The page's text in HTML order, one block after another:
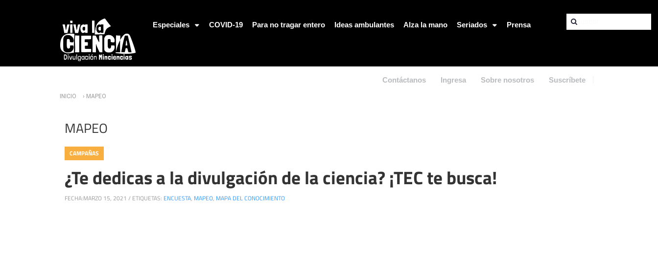
Especiales COVID-19 Para no tragar entero Ideas ambulantes Alza la mano Seriados Prensa
Contáctanos Ingresa Sobre nosotros Suscríbete
Usted está aquí
INICIO › MAPEO
MAPEO
CAMPAÑAS
¿Te dedicas a la divulgación de la ciencia? ¡TEC te busca!
FECHA:MARZO 15, 2021 / ETIQUETAS: ENCUESTA, MAPEO, MAPA DEL CONOCIMIENTO